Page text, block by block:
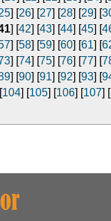
] [26] [27] [28] [29] [
] [42] [43] [44] [45] [
] [58] [59] [60] [61] [
] [74] [75] [76] [77] [
] [90] [91] [92] [93] [
104] [105] [106] [107] [